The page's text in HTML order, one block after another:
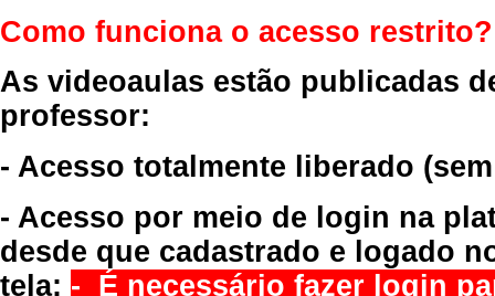
Como funciona o acesso restrito?
As videoaulas estão publicadas
professor:
- Acesso totalmente liberado
- Acesso por meio de login na
desde que cadastrado e logado
tela: - É necessário fazer login